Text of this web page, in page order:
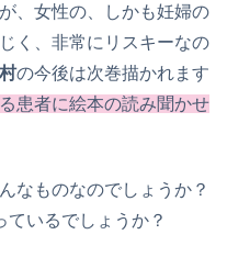
、女性の、しかも妊婦の
く、非常にリスキーなの
の今後は次巻描かれます
患者に絵本の読み聞かせ
なものなのでしょうか？
いるでしょうか？